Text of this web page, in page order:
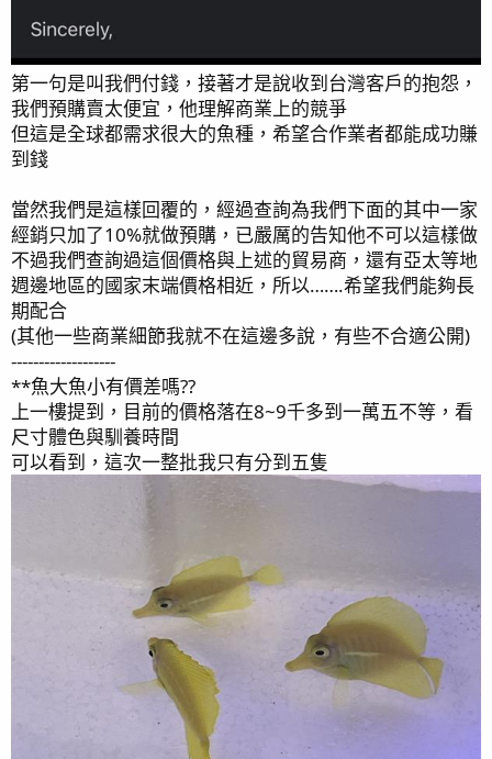
第一句是叫我們付錢，接著才是說收到台灣客戶的抱怨，
我們預購賣太便宜，他理解商業上的競爭
但這是全球都需求很大的魚種，希望合作業者都能成功賺
到錢
當然我們是這樣回覆的，經過查詢為我們下面的其中一家
經銷只加了10%就做預購，已嚴厲的告知他不可以這樣做
不過我們查詢過這個價格與上述的貿易商，還有亞太等地
週邊地區的國家末端價格相近，所以…….希望我們能夠長
期配合
(其他一些商業細節我就不在這邊多說，有些不合適公開)
-------------------
**魚大魚小有價差嗎??
上一樓提到，目前的價格落在8~9千多到一萬五不等，看
尺寸體色與馴養時間
可以看到，這次一整批我只有分到五隻